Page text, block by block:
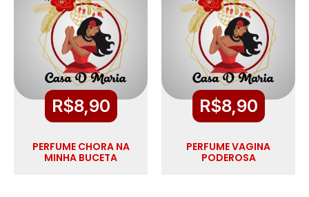
R$8,90
PERFUME CHORA NA
MINHA BUCETA
R$8,90
PERFUME VAGINA
PODEROSA